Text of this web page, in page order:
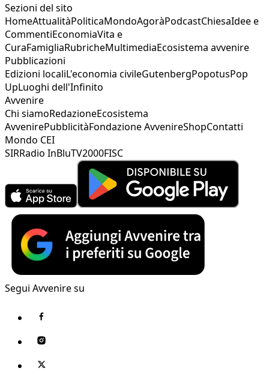
Sezioni del sito
HomeAttualitàPoliticaMondoAgoràPodcastChiesaIdee e
CommentiEconomiaVita e
CuraFamigliaRubricheMultimediaEcosistema avvenire
Pubblicazioni
Edizioni localiL'economia civileGutenbergPopotusPop
UpLuoghi dell'Infinito
Avvenire
Chi siamoRedazioneEcosistema
AvvenirePubblicitàFondazione AvvenireShopContatti
Mondo CEI
SIRRadio InBluTV2000FISC
Segui Avvenire su